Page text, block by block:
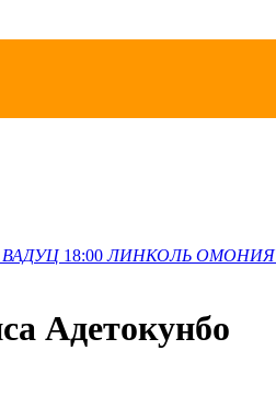
ВАДУЦ 18:00 ЛИНКОЛЬ ОМОНИЯ
Адетокунбо